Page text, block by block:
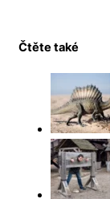
Čtěte také